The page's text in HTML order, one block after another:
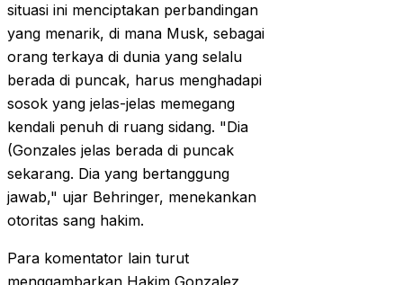
situasi ini menciptakan perbandingan
yang menarik, di mana Musk, sebagai
orang terkaya di dunia yang selalu
berada di puncak, harus menghadapi
sosok yang jelas-jelas memegang
kendali penuh di ruang sidang. "Dia
(Gonzales jelas berada di puncak
sekarang. Dia yang bertanggung
jawab," ujar Behringer, menekankan
otoritas sang hakim.
Para komentator lain turut